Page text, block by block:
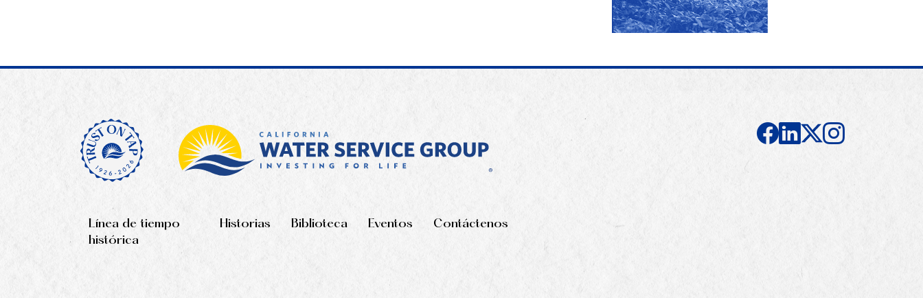
Línea de tiempo
histórica
Historias Biblioteca Eventos Contáctenos